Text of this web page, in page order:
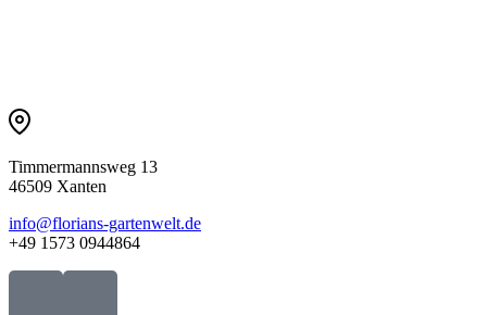
Timmermannsweg 13
46509 Xanten
info@florians-gartenwelt.de
+49 1573 0944864